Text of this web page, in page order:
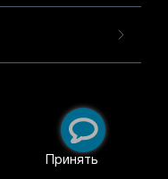
Принять